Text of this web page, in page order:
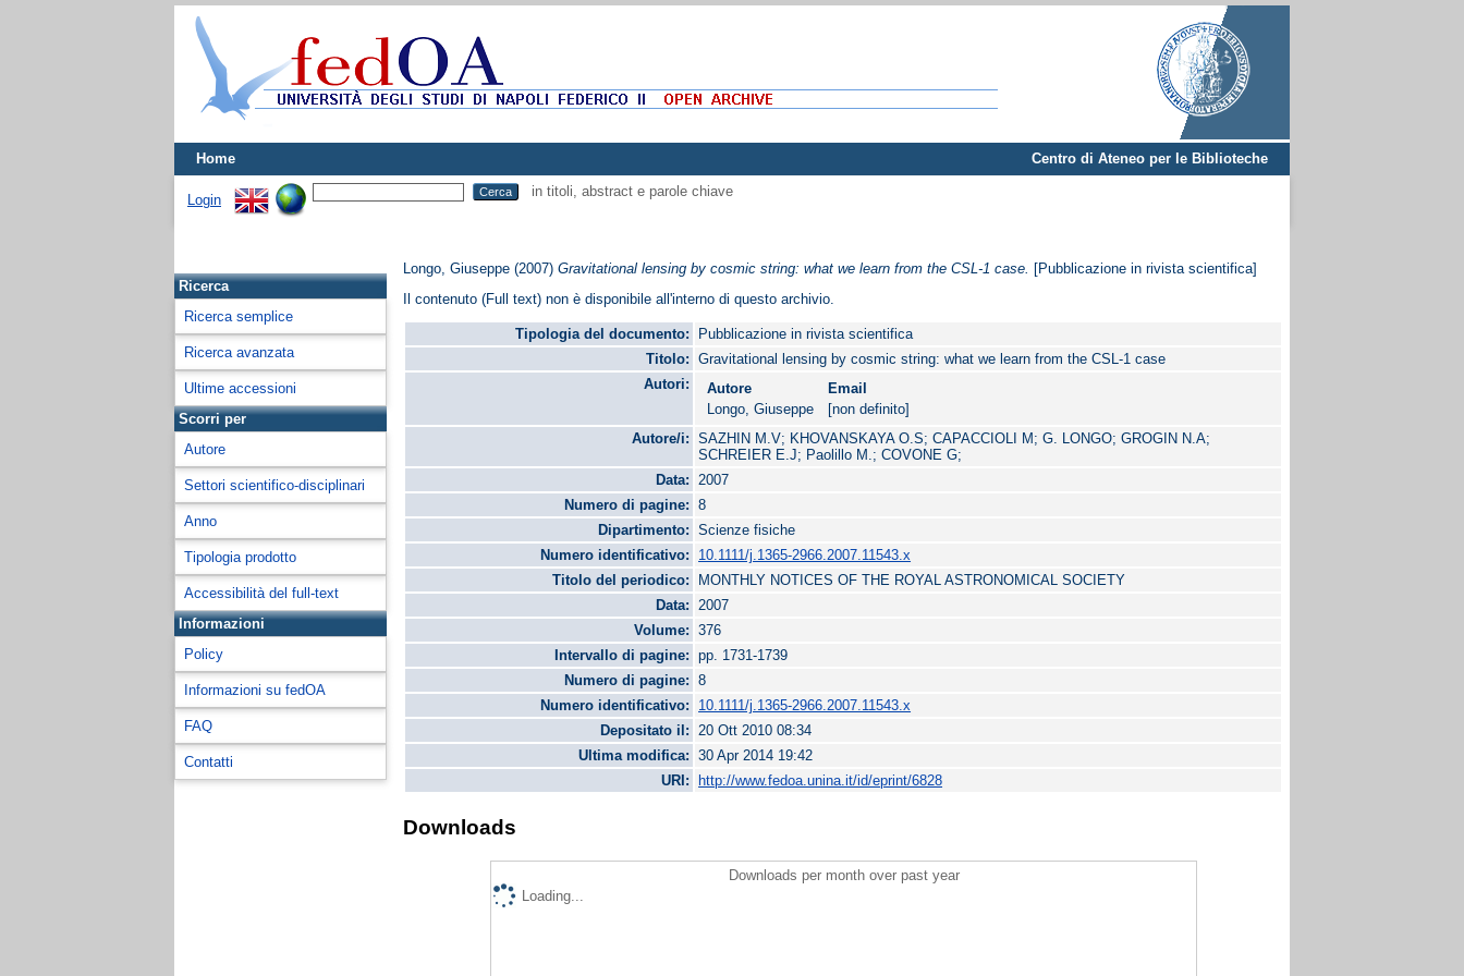
Home Centro di Ateneo per le Biblioteche
Login
in titoli, abstract e parole chiave
Ricerca
Ricerca semplice
Ricerca avanzata
Ultime accessioni
Scorri per
Autore
Settori scientifico-disciplinari
Anno
Tipologia prodotto
Accessibilità del full-text
Informazioni
Policy
Informazioni su fedOA
FAQ
Contatti
Longo, Giuseppe (2007)Gravitational lensing by cosmic string: what we learn from the CSL-1 case.
[Pubblicazione in rivista scientifica]
Il contenuto (Full text) non è disponibile all'interno di questo archivio.
Tipologia del documento:
Pubblicazione in rivista scientifica
Titolo:
Gravitational lensing by cosmic string: what we learn from the CSL-1 case
Autori:
Autore
Email
Longo, Giuseppe
[non definito]
Autore/i:
SAZHIN M.V; KHOVANSKAYA O.S; CAPACCIOLI M; G. LONGO; GROGIN N.A;
SCHREIER E.J; Paolillo M.; COVONE G;
Data:
2007
Numero di pagine:
8
Dipartimento:
Scienze fisiche
Numero identificativo:
10.1111/j.1365-2966.2007.11543.x
Titolo del periodico:
MONTHLY NOTICES OF THE ROYAL ASTRONOMICAL SOCIETY
Data:
2007
Volume:
376
Intervallo di pagine:
pp. 1731-1739
Numero di pagine:
8
Numero identificativo:
10.1111/j.1365-2966.2007.11543.x
Depositato il:
20 Ott 2010 08:34
Ultima modifica:
30 Apr 2014 19:42
URI:
http://www.fedoa.unina.it/id/eprint/6828
Downloads
Downloads per month over past year
Loading...